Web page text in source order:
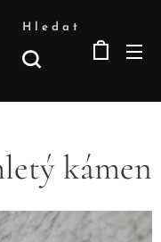
Hledat
kámen